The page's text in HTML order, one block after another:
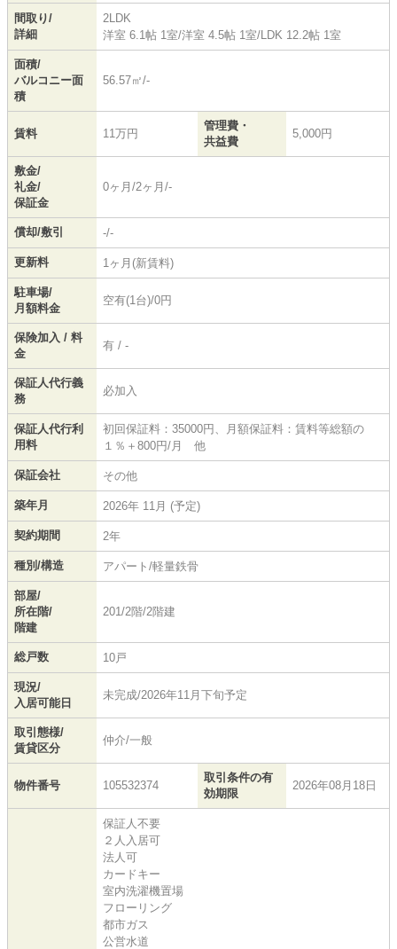
間取り/
詳細
2LDK
洋室 6.1帖 1室/洋室 4.5帖 1室/LDK 12.2帖 1室
面積/
バルコニー面
積
56.57㎡/-
賃料 11万円
管理費・
共益費
5,000円
敷金/
礼金/
保証金
0ヶ月/2ヶ月/-
償却/敷引 -/-
更新料 1ヶ月(新賃料)
駐車場/
月額料金
空有(1台)/0円
保険加入 / 料
金
有 / -
保証人代行義
務
必加入
保証人代行利
用料
初回保証料：35000円、月額保証料：賃料等総額の
１％＋800円/月 他
保証会社 その他
築年月 2026年 11月 (予定)
契約期間 2年
種別/構造 アパート/軽量鉄骨
部屋/
所在階/
階建
201/2階/2階建
総戸数 10戸
現況/
入居可能日
未完成/2026年11月下旬予定
取引態様/
賃貸区分
仲介/一般
物件番号 105532374
取引条件の有
効期限
2026年08月18日
保証人不要
２人入居可
法人可
カードキー
室内洗濯機置場
フローリング
都市ガス
公営水道